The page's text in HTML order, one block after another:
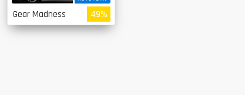
Gear Madness 49%